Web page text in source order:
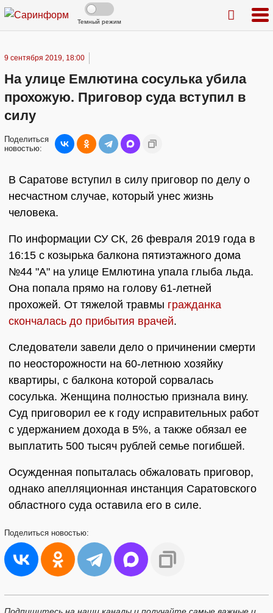
Темный режим
9 сентября 2019, 18:00
На улице Емлютина сосулька убила
прохожую. Приговор суда вступил в
силу
Поделиться
новостью:
В Саратове вступил в силу приговор по делу о
несчастном случае, который унес жизнь
человека.
По информации СУ СК, 26 февраля 2019 года в
16:15 с козырька балкона пятиэтажного дома
№44 "А" на улице Емлютина упала глыба льда.
Она попала прямо на голову 61-летней
прохожей. От тяжелой травмы гражданка
скончалась до прибытия врачей.
Следователи завели дело о причинении смерти
по неосторожности на 60-летнюю хозяйку
квартиры, с балкона которой сорвалась
сосулька. Женщина полностью признала вину.
Суд приговорил ее к году исправительных работ
с удержанием дохода в 5%, а также обязал ее
выплатить 500 тысяч рублей семье погибшей.
Осужденная попыталась обжаловать приговор,
однако апелляционная инстанция Саратовского
областного суда оставила его в силе.
Поделиться новостью: